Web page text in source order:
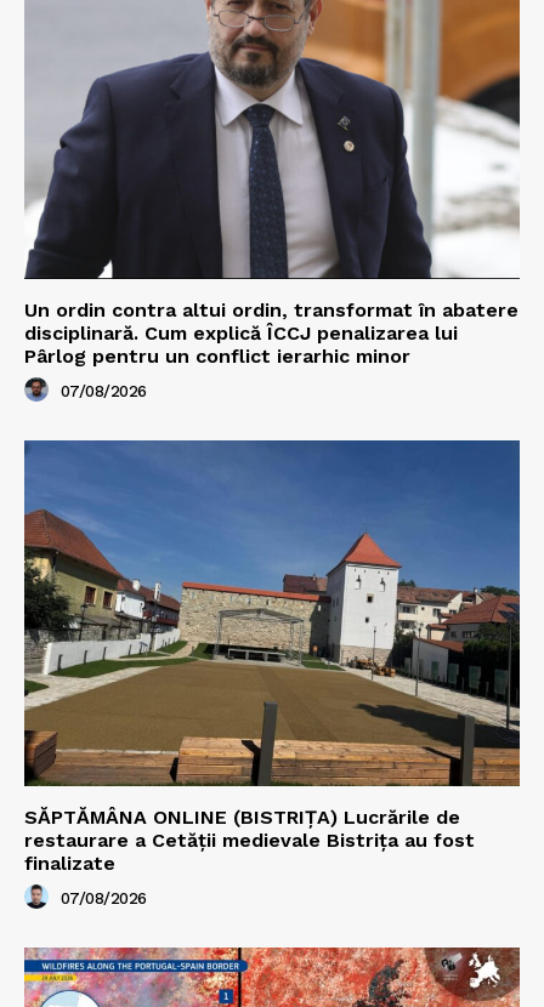
Un ordin contra altui ordin, transformat în abatere
disciplinară. Cum explică ÎCCJ penalizarea lui
Pârlog pentru un conflict ierarhic minor
07/08/2026
SĂPTĂMÂNA ONLINE (BISTRIȚA) Lucrările de
restaurare a Cetăţii medievale Bistriţa au fost
finalizate
07/08/2026